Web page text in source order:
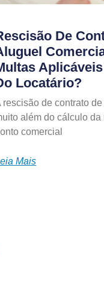
De
Locatário?
rescisão de contrato
além do cálculo da
comercial
Mais